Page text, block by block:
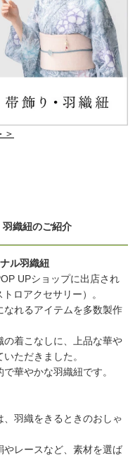
＞
織紐のご紹介
ル羽織紐
UPショップに出店され
ロアクセサリー）。
なれるアイテムを多数製作
の着こなしに、上品な華や
ただきました。
華やかな羽織紐です。
、羽織をきるときのおしゃ
やレースなど、素材を選ば